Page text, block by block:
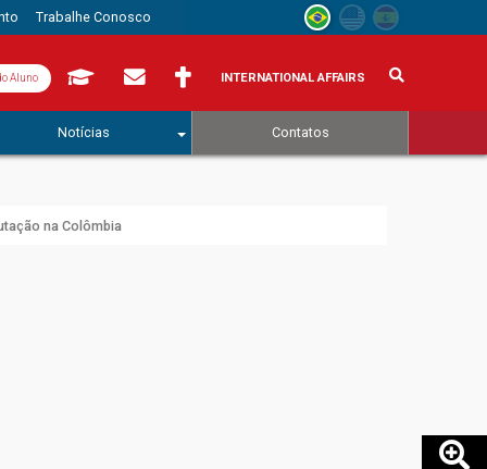
Trabalhe Conosco
Aluno INTERNATIONAL AFFAIRS
Notícias Contatos
na Colômbia